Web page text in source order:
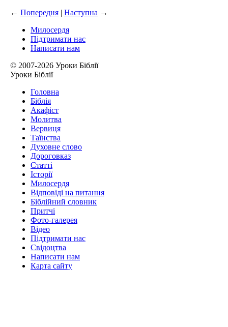
← Попередня | Наступна →
Милосердя
Підтримати нас
Написати нам
© 2007-2026 Уроки Біблії
Уроки Біблії
Головна
Біблія
Акафіст
Молитва
Вервиця
Таїнства
Духовне слово
Дороговказ
Cтатті
Історії
Милосердя
Відповіді на питання
Біблійний словник
Притчі
Фото-галерея
Відео
Підтримати нас
Свідоцтва
Написати нам
Карта сайту